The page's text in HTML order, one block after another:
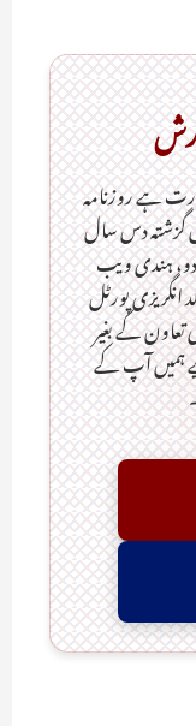
ہےـ روزنامہ
گزشتہ دس سال
ہندی ویب
پورٹل
کے بغیر
ہمیں آپ کے